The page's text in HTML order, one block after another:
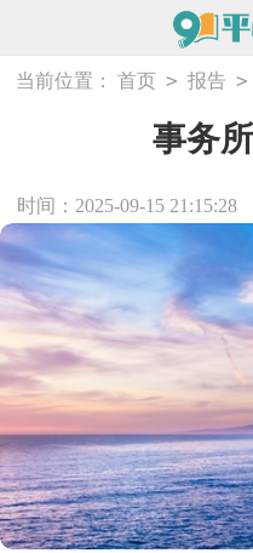
当前位置： 首页 > 报告 >
事务
时间：2025-09-15 21:15:28